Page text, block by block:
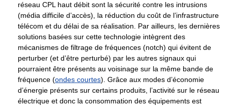
réseau CPL haut débit sont la sécurité contre les intrusions
(média difficile d’accès), la réduction du coût de l’infrastructure
télécom et du délai de sa réalisation. Par ailleurs, les dernières
solutions basées sur cette technologie intègrent des
mécanismes de filtrage de fréquences (notch) qui évitent de
perturber (et d’être perturbé) par les autres signaux qui
pourraient être présents au voisinage sur la même bande de
fréquence (ondes courtes). Grâce aux modes d’économie
d’énergie présents sur certains produits, l’activité sur le réseau
électrique et donc la consommation des équipements est